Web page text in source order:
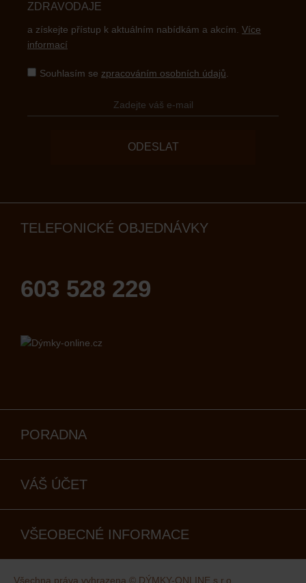
ZDRAVODAJE
a získejte přístup k aktuálním nabídkám a akcím. Více
informací
Souhlasím se zpracováním osobních údajů
ODESLAT
TELEFONICKÉ OBJEDNÁVKY
603 528 229
PORADNA
VÁŠ ÚČET
VŠEOBECNÉ INFORMACE
Všechna práva vyhrazena © DÝMKY-ONLINE s.r.o.